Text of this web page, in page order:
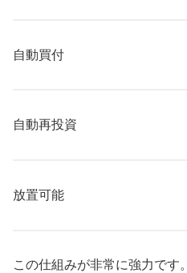
自動買付
自動再投資
放置可能
この仕組みが非常に強力です。